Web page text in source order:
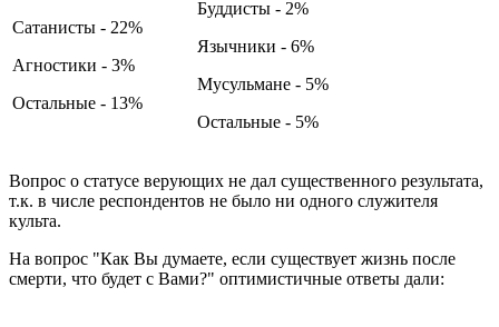
Сатанисты - 22%
Агностики - 3%
Остальные - 13%
Буддисты - 2%
Язычники - 6%
Мусульмане - 5%
Остальные - 5%
Вопрос о статусе верующих не дал существенного результата,
т.к. в числе респондентов не было ни одного служителя
культа.
На вопрос "Как Вы думаете, если существует жизнь после
смерти, что будет с Вами?" оптимистичные ответы дали: